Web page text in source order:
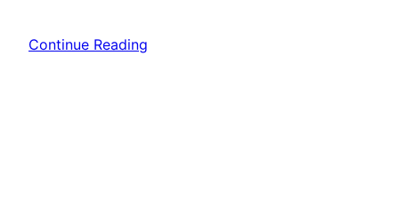
Continue Reading